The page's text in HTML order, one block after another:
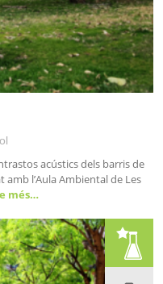
acústics dels barris de
l’Aula Ambiental de Les
més…